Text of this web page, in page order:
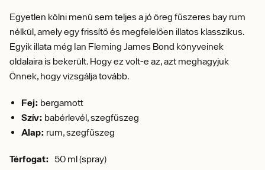
Egyetlen kölni menü sem teljes a jó öreg fűszeres bay rum
nélkül, amely egy frissítő és megfelelően illatos klasszikus.
Egyik illata még Ian Fleming James Bond könyveinek
oldalaira is bekerült. Hogy ez volt-e az, azt meghagyjuk
Önnek, hogy vizsgálja tovább.
Fej: bergamott
Szív: babérlevél, szegfűszeg
Alap: rum, szegfűszeg
Térfogat: 50 ml (spray)